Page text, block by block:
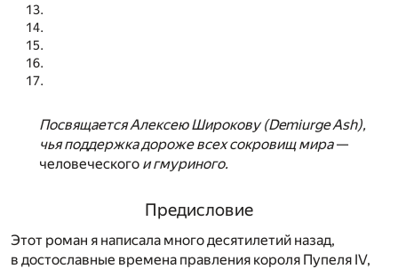
Посвящается Алексею Широкову (Demiurge Ash),
чья поддержка дороже всех сокровищ мира—
человеческого и гмуриного.
Предисловие
Этот роман я написала много десятилетий назад,
в достославные времена правления короля Пупеля IV,